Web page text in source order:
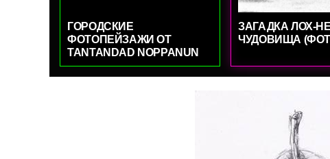
ГОРОДСКИЕ
ФОТОПЕЙЗАЖИ ОТ
TANTANDAD NOPPANUN
ЗАГАДКА ЛОХ-
ЧУДОВИЩА